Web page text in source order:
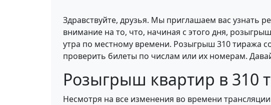
Здравствуйте, друзья. Мы приглашаем вас
внимание на то, что, начиная с этого дня,
утра по местному времени. Розыгрыш 310 тиража
проверить билеты по числам или их номерам.
Розыгрыш квартир в
Несмотря на все изменения во времени